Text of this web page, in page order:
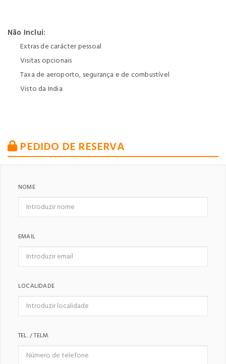
Não Inclui:
Extras de carácter pessoal
Visitas opcionais
Taxa de aeroporto, segurança e de combustível
Visto da India
PEDIDO DE RESERVA
NOME
EMAIL
LOCALIDADE
TEL. / TELM.